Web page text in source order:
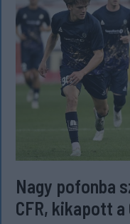
Nagy pofonba
CFR, kikapott